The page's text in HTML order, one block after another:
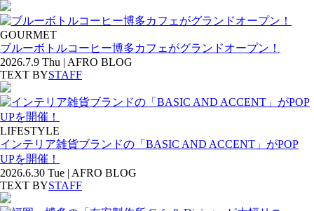
GOURMET
ブルーボトルコーヒー博多カフェがグランドオープン！
2026.7.9 Thu | AFRO BLOG
TEXT BYSTAFF
LIFESTYLE
インテリア雑貨ブランドの「BASIC AND ACCENT」がPOP
UPを開催！
2026.6.30 Tue | AFRO BLOG
TEXT BYSTAFF